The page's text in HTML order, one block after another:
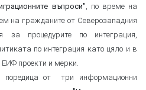
въпроси", по време на
на гражданите от Северозападния
за процедурите по интеграция,
по интеграция като цяло и в
проекти и мерки.
поредица от три информационни